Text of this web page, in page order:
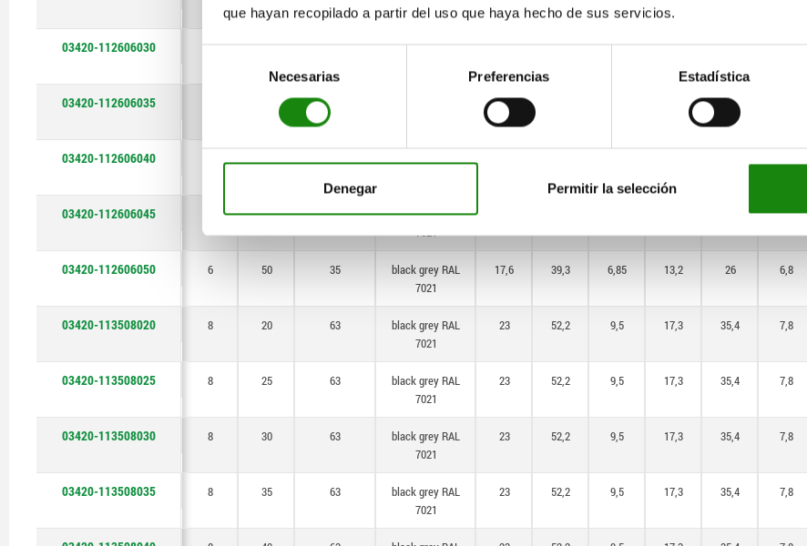
que hayan recopilado a partir del uso que haya hecho de sus servicios.
consentimiento
Necesarias Preferencias Estadística
Denegar Permitir la selección
7021
03420-112606030 6 30 35
black grey RAL
17,6 39,3 6,85 13,2 26 6,8
03420-112606035 17,6 26
03420-112606040 40 35
black grey RAL
03420-112606045 45 35
black grey RAL
7021
6,8
03420-112606050 6 50 35
black grey RAL
7021
17,6 39,3 6,85 13,2 26 6,8
03420-113508020 8 20 63
black grey RAL
7021
23 52,2 9,5 17,3 35,4 7,8
03420-113508025 8 25 63
black grey RAL
7021
23 52,2 9,5 17,3 35,4 7,8
03420-113508030 8 30 63
black grey RAL
7021
23 52,2 9,5 17,3 35,4 7,8
03420-113508035 8 35 63
black grey RAL
7021
23 52,2 9,5 17,3 35,4 7,8